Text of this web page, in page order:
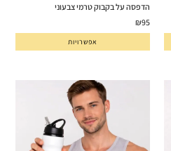
הדפסה על בקבוק טרמי צבעוני
₪95
אפשרויות